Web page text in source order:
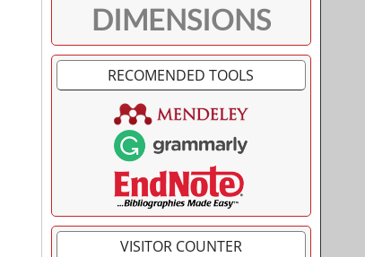
DIMENSIONS
RECOMENDED TOOLS
VISITOR COUNTER